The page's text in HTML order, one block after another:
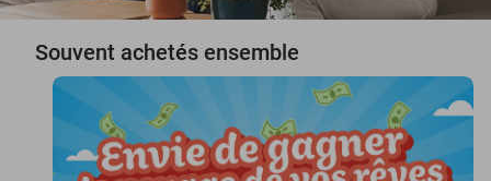
Souvent achetés ensemble